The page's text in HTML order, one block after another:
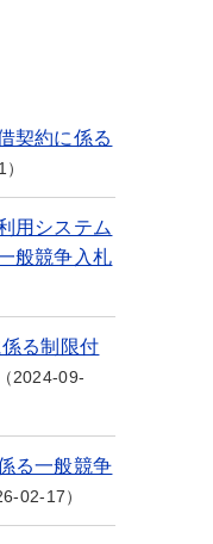
契約に係る
用システム
般競争入札
る制限付
2024-09-
る一般競争
02-17